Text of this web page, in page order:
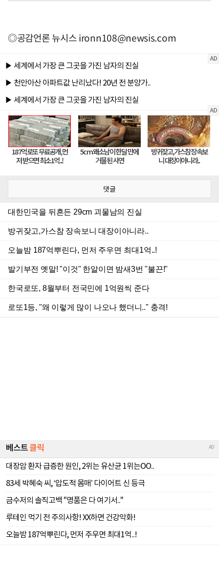
◎공감언론 뉴시스ironn108@newsis.com
댓글